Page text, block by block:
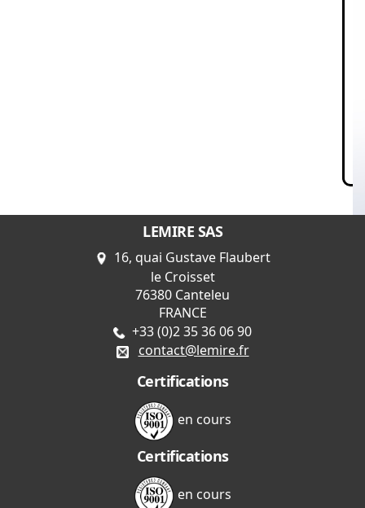
LEMIRE SAS
16, quai Gustave Flaubert
le Croisset
76380 Canteleu
FRANCE
+33 (0)2 35 36 06 90
contact@lemire.fr
Certifications
en cours
Certifications
en cours